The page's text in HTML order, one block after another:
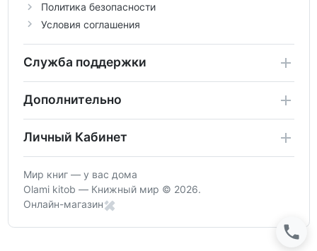
Политика безопасности
Условия соглашения
Служба поддержки
Дополнительно
Личный Кабинет
Мир книг — у вас дома
Olami kitob — Книжный мир © 2026.
Онлайн-магазин